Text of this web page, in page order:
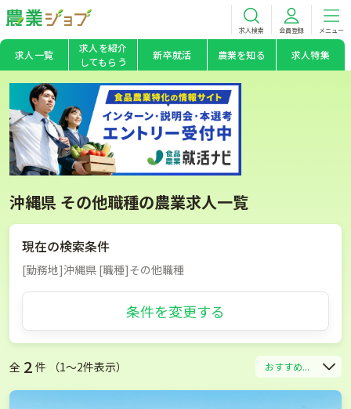
求人検索 会員登録 メニュー
求人一覧
求人を紹介
してもらう
新卒就活 農業を知る 求人特集
沖縄県 その他職種の農業求人一覧
現在の検索条件
[勤務地]沖縄県 [職種]その他職種
条件を変更する
全 2 件 （1〜2件表示） おすすめ...